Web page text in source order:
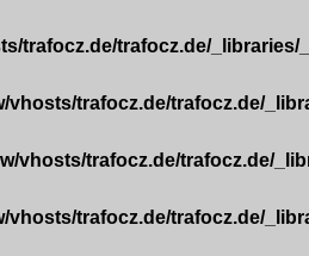
trafocz.de/trafocz.de/_libraries/
vhosts/trafocz.de/trafocz.de/
vhosts/trafocz.de/trafocz.de/
vhosts/trafocz.de/trafocz.de/